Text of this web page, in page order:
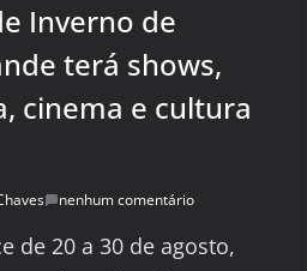
Inverno de
terá shows,
cinema e cultura
nenhum comentário
de 20 a 30 de agosto,